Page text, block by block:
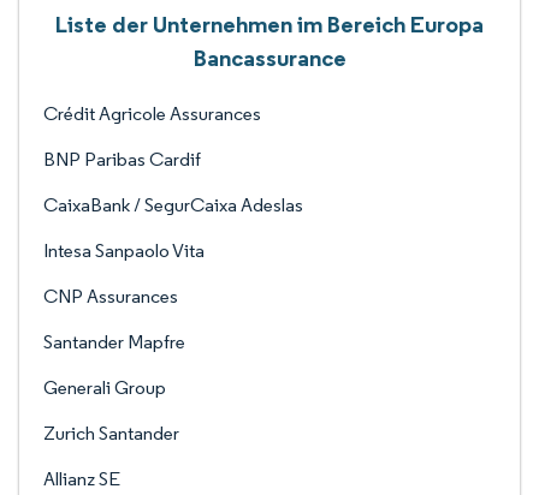
Liste der Unternehmen im Bereich Europa
Bancassurance
Crédit Agricole Assurances
BNP Paribas Cardif
CaixaBank / SegurCaixa Adeslas
Intesa Sanpaolo Vita
CNP Assurances
Santander Mapfre
Generali Group
Zurich Santander
Allianz SE